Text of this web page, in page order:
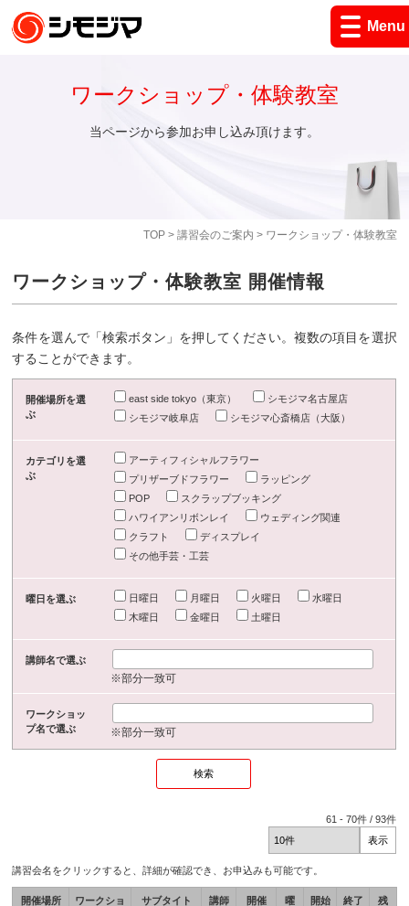
Menu
TOP> 講習会のご案内 > ワークショップ・体験教室
ワークショップ・体験教室
当ページから参加お申し込み頂けます。
ワークショップ・体験教室 開催情報
条件を選んで「検索ボタン」を押してください。複数の項目を選択
することができます。
開催場所を選
ぶ
east side tokyo（東京）
シモジマ名古屋店
シモジマ岐阜店
シモジマ心斎橋店（大阪）
カテゴリを選
ぶ
アーティフィシャルフラワー
プリザーブドフラワー
ラッピング
POP
スクラップブッキング
ハワイアンリボンレイ
ウェディング関連
クラフト
ディスプレイ
その他手芸・工芸
曜日を選ぶ 日曜日 月曜日 火曜日
水曜日
木曜日
金曜日 土曜日
講師名で選ぶ
※部分一致可
ワークショッ
プ名で選ぶ
※部分一致可
61 -70件 /93件
講習会名をクリックすると、詳細が確認でき、お申込みも可能です。
開催場所
ワークショ
サブタイト
講師
開催
曜
開始
終了
残